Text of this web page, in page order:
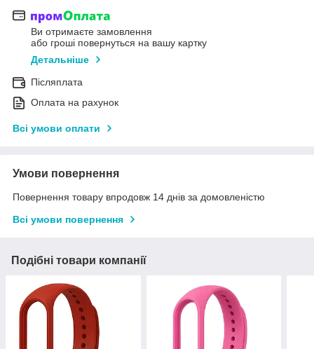
Ви отримаєте замовлення
або гроші повернуться на вашу картку
Детальніше
Післяплата
Оплата на рахунок
Всі умови оплати
Умови повернення
Повернення товару впродовж 14 днів за домовленістю
Всі умови повернення
Подібні товари компанії